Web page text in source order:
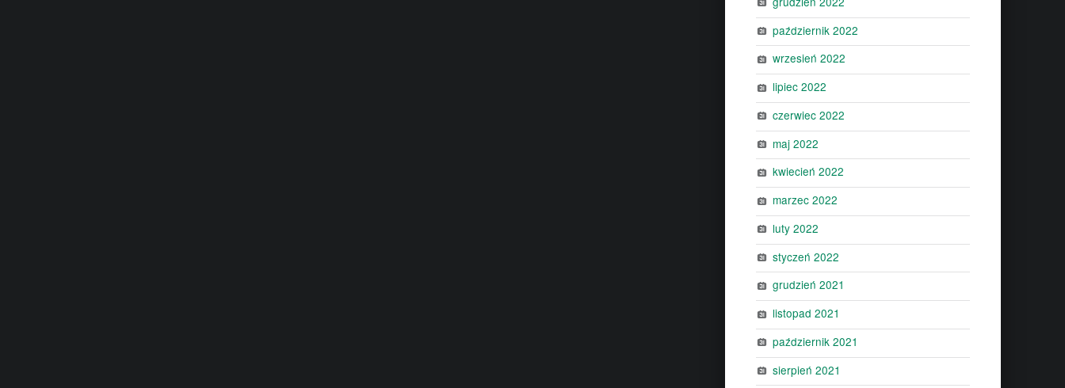
październik 2022
wrzesień 2022
lipiec 2022
czerwiec 2022
maj 2022
kwiecień 2022
marzec 2022
luty 2022
styczeń 2022
grudzień 2021
listopad 2021
październik 2021
sierpień 2021